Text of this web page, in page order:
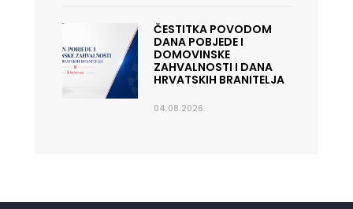
ČESTITKA POVODOM
DANA POBJEDE I
DOMOVINSKE
ZAHVALNOSTI I DANA
HRVATSKIH BRANITELJA
04.08.2026.